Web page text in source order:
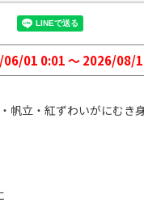
01 0:01〜 2026/08/
帆立・紅ずわいがにむき